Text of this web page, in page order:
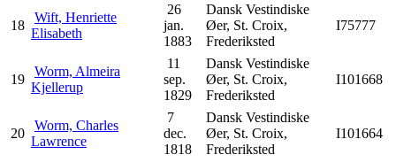
18
Wift, Henriette
Elisabeth
26
jan.
1883
Dansk Vestindiske
Øer, St. Croix,
Frederiksted
I75777
19
Worm, Almeira
Kjellerup
11
sep.
1829
Dansk Vestindiske
Øer, St. Croix,
Frederiksted
I101668
20
Worm, Charles
Lawrence
7
dec.
1818
Dansk Vestindiske
Øer, St. Croix,
Frederiksted
I101664